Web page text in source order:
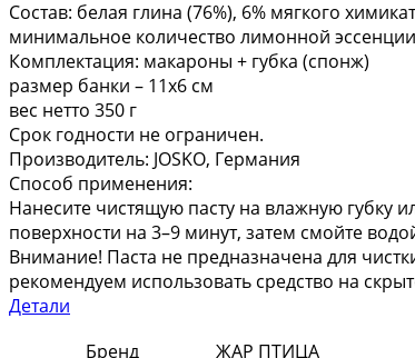
Состав: белая глина (76%), 6% мягкого
минимальное количество лимонной
Комплектация: макароны + губка (спонж)
размер банки – 11х6 см
вес нетто 350 г
Срок годности не ограничен.
Производитель: JOSKO, Германия
Способ применения:
Нанесите чистящую пасту на влажную губку
поверхности на 3–9 минут, затем смойте
Внимание! Паста не предназначена для
рекомендуем использовать средство на
Детали
Бренд
ЖАР ПТИЦА